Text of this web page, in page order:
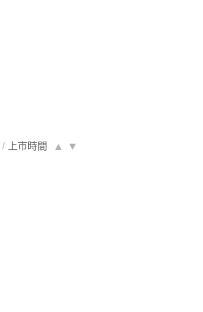
/ 上市時間 ▲ ▼